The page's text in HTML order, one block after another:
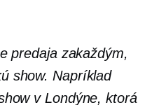
predaja zakaždým,
show. Napríklad
v Londýne, ktorá